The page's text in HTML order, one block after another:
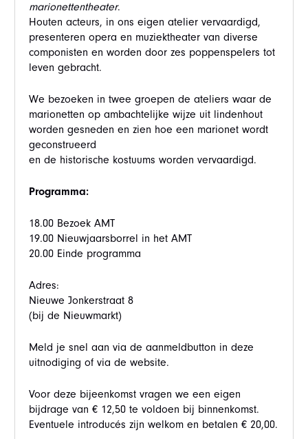
marionettentheater.
Houten acteurs, in ons eigen atelier vervaardigd,
presenteren opera en muziektheater van diverse
componisten en worden door zes poppenspelers tot
leven gebracht.
We bezoeken in twee groepen de ateliers waar de
marionetten op ambachtelijke wijze uit lindenhout
worden gesneden en zien hoe een marionet wordt
geconstrueerd
en de historische kostuums worden vervaardigd.
Programma:
18.00 Bezoek AMT
19.00 Nieuwjaarsborrel in het AMT
20.00 Einde programma
Adres:
Nieuwe Jonkerstraat 8
(bij de Nieuwmarkt)
Meld je snel aan via de aanmeldbutton in deze
uitnodiging of via de website.
Voor deze bijeenkomst vragen we een eigen
bijdrage van € 12,50 te voldoen bij binnenkomst.
Eventuele introducés zijn welkom en betalen € 20,00.